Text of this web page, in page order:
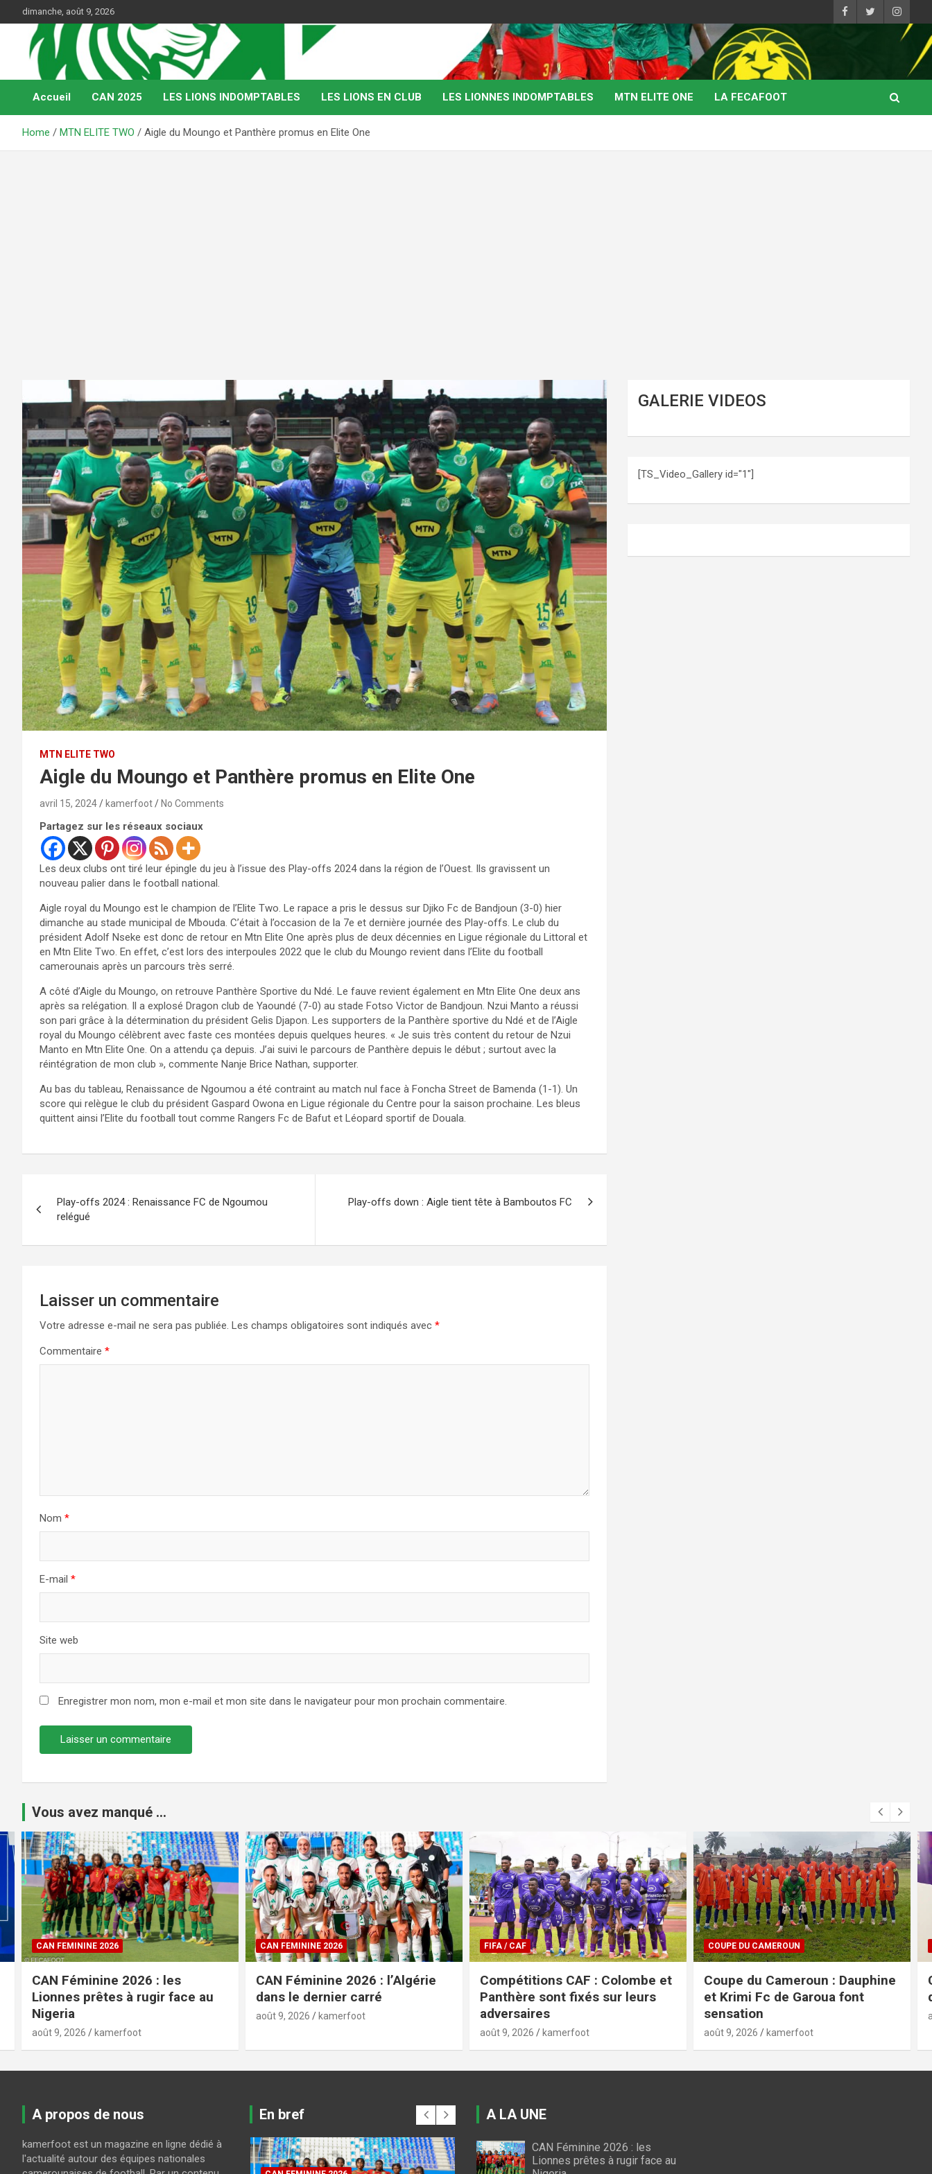
to
content
dimanche, août 9, 2026
Kamerfoot
Web Magazine du football camerounais
Accueil CAN 2025 LES LIONS INDOMPTABLES LES LIONS EN CLUB LES LIONNES INDOMPTABLES MTN ELITE ONE LA FECAFOOT
Home MTN ELITE TWO Aigle du Moungo et Panthère promus en Elite One
MTN ELITE TWO
Aigle du Moungo et Panthère promus en Elite One
avril 15, 2024 kamerfoot No Comments
Partagez sur les réseaux sociaux
Les deux clubs ont tiré leur épingle du jeu à l’issue des Play-offs 2024 dans la région de l’Ouest. Ils gravissent un
nouveau palier dans le football national.
Aigle royal du Moungo est le champion de l’Elite Two. Le rapace a pris le dessus sur Djiko Fc de Bandjoun (3-0) hier
dimanche au stade municipal de Mbouda. C’était à l’occasion de la 7e et dernière journée des Play-offs. Le club du
président Adolf Nseke est donc de retour en Mtn Elite One après plus de deux décennies en Ligue régionale du Littoral et
en Mtn Elite Two. En effet, c’est lors des interpoules 2022 que le club du Moungo revient dans l’Elite du football
camerounais après un parcours très serré.
A côté d’Aigle du Moungo, on retrouve Panthère Sportive du Ndé. Le fauve revient également en Mtn Elite One deux ans
après sa relégation. Il a explosé Dragon club de Yaoundé (7-0) au stade Fotso Victor de Bandjoun. Nzui Manto a réussi
son pari grâce à la détermination du président Gelis Djapon. Les supporters de la Panthère sportive du Ndé et de l’Aigle
royal du Moungo célèbrent avec faste ces montées depuis quelques heures. « Je suis très content du retour de Nzui
Manto en Mtn Elite One. On a attendu ça depuis. J’ai suivi le parcours de Panthère depuis le début ; surtout avec la
réintégration de mon club », commente Nanje Brice Nathan, supporter.
Au bas du tableau, Renaissance de Ngoumou a été contraint au match nul face à Foncha Street de Bamenda (1-1). Un
score qui relègue le club du président Gaspard Owona en Ligue régionale du Centre pour la saison prochaine. Les bleus
quittent ainsi l’Elite du football tout comme Rangers Fc de Bafut et Léopard sportif de Douala.
de
l’article
Play-offs 2024 : Renaissance FC de Ngoumou
relégué
Play-offs down : Aigle tient tête à Bamboutos FC
Laisser un commentaire
Votre adresse e-mail ne sera pas publiée. Les champs obligatoires sont indiqués avec *
Commentaire *
Nom *
E-mail *
Site web
Enregistrer mon nom, mon e-mail et mon site dans le navigateur pour mon prochain commentaire.
GALERIE VIDEOS
[TS_Video_Gallery id="1"]
Vous avez manqué ...
CAN FEMININE 2026
CAN Féminine 2026 : l’Algérie
dans le dernier carré
août 9, 2026
FIFA / CAF
Compétitions CAF : Colombe et
Panthère sont fixés sur leurs
adversaires
COUPE DU CAMEROUN
Coupe du Cameroun : Dauphine
et Krimi Fc de Garoua font
sensation
août 9, 2026 kamerfoot
CAN FEMININE 2026
CAN Féminine : le programme
des quarts de finale
août 8, 2026
A propos de nous
kamerfoot est un magazine en ligne dédié à
l'actualité autour des équipes nationales
En bref
FIFA / CAF
A LA UNE
CAN Féminine 2026 : les
Lionnes prêtes à rugir face au